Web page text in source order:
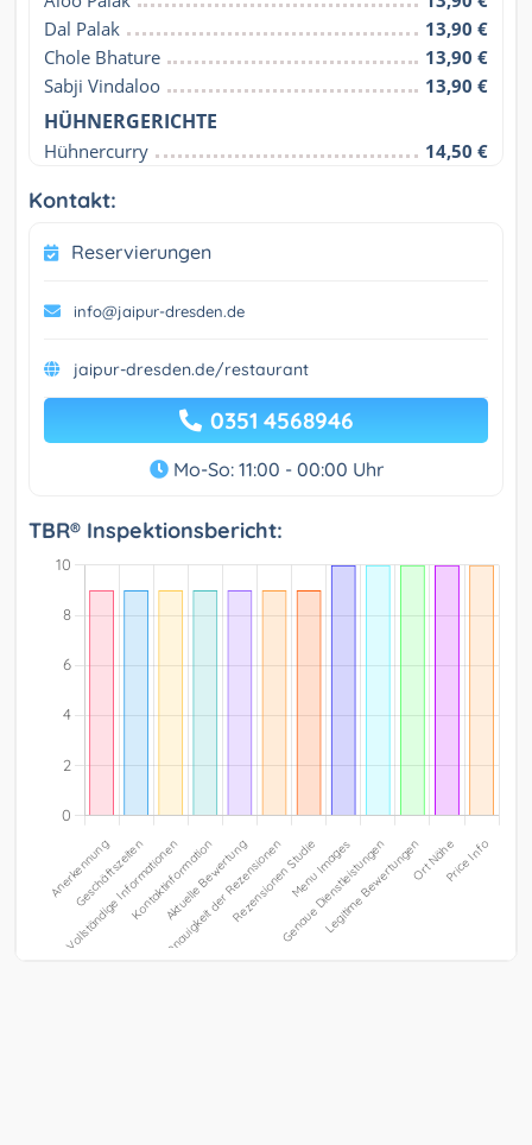
Dal Palak
13,90 €
Chole Bhature
13,90 €
Sabji Vindaloo
13,90 €
HÜHNERGERICHTE
Hühnercurry 14,50 €
Kontakt:
Reservierungen
info@jaipur-dresden.de
jaipur-dresden.de/restaurant
0351 4568946
Mo-So: 11:00 - 00:00 Uhr
TBR® Inspektionsbericht: